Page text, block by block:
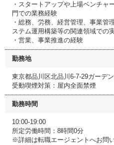
・スタートアップや上場ベンチャ
門での業務経験
・総務、労務、経営管理、事業管
ステム運用構築等の関連領域での
・営業、事業推進の経験
勤務地
東京都品川区北品川6-7-29ガーデ
受動喫煙対策：屋内全面禁煙
勤務時間
10:00-19:00
所定労働時間：8時間0分
※詳細は転職エージェントへお問